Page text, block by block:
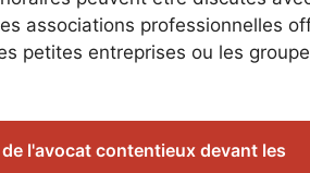
associations professionnelles
petites entreprises ou les
de l'avocat contentieux devant les